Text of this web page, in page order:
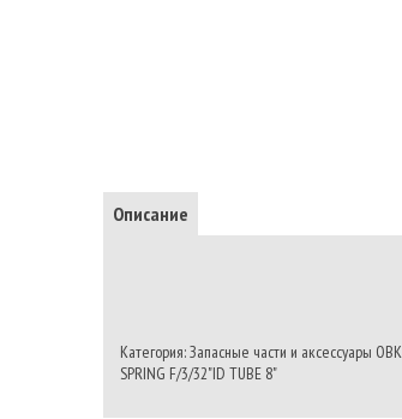
Описание
Категория: Запасные части и аксессуары ОВК
SPRING F/3/32"ID TUBE 8"